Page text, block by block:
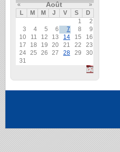
« Août
»
L
M M J V S
D
1
2
3
4 5 6 7 8
9
10
11 12 13 14 15
16
17
18 19 20 21 22
23
24 25 26 27 28 29
30
31